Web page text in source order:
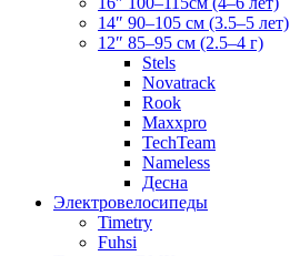
14″ 90–105 см (3.5–5 лет)
12″ 85–95 см (2.5–4 г)
Stels
Novatrack
Rook
Maxxpro
TechTeam
Nameless
Десна
Электровелосипеды
Timetry
Fuhsi